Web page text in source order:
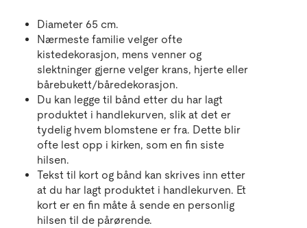
Diameter 65 cm.
Nærmeste familie velger ofte
kistedekorasjon, mens venner og
slektninger gjerne velger krans, hjerte eller
bårebukett/båredekorasjon.
Du kan legge til bånd etter du har lagt
produktet i handlekurven, slik at det er
tydelig hvem blomstene er fra. Dette blir
ofte lest opp i kirken, som en fin siste
hilsen.
Tekst til kort og bånd kan skrives inn etter
at du har lagt produktet i handlekurven. Et
kort er en fin måte å sende en personlig
hilsen til de pårørende.